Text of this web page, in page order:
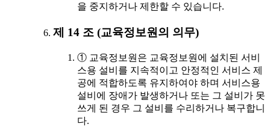
을 중지하거나 제한할 수 있습니다.
제 14 조 (교육정보원의 의무)
① 교육정보원은 교육정보원에 설치된 서비
스용 설비를 지속적이고 안정적인 서비스 제
공에 적합하도록 유지하여야 하며 서비스용
설비에 장애가 발생하거나 또는 그 설비가 못
쓰게 된 경우 그 설비를 수리하거나 복구합니
다.